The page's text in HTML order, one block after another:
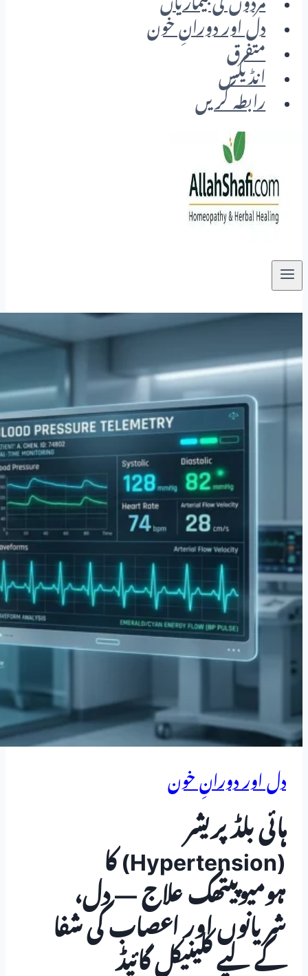
مردوں کی بیماریاں
دل اور دورانِ خون
متفرق
انڈیکس
رابطہ کریں
دل اور دورانِ خون
ہائی بلڈ پریشر
(Hypertension) کا
ہومیوپیتھک علاج — دل،
شریانوں اور اعصاب کی شفا
کے لیے کلینیکل گائیڈ